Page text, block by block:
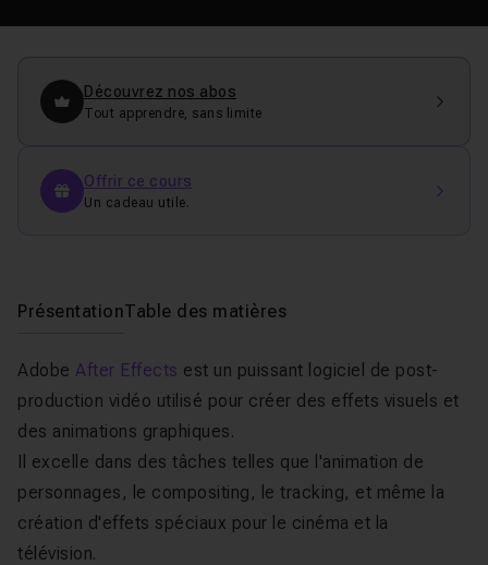
Découvrez nos abos
Tout apprendre, sans limite
Offrir ce cours
Un cadeau utile.
PrésentationTable des matières
Adobe After Effects est un puissant logiciel de post-
production vidéo utilisé pour créer des effets visuels et
des animations graphiques.
Il excelle dans des tâches telles que l'animation de
personnages, le compositing, le tracking, et même la
création d'effets spéciaux pour le cinéma et la
télévision.